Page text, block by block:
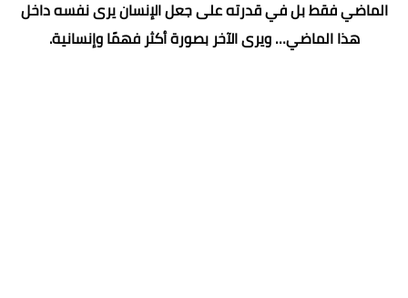
الماضي فقط بل في قدرته على جعل الإنسان يرى نفسه داخل
هذا الماضي… ويرى الآخر بصورة أكثر فهمًا وإنسانية.